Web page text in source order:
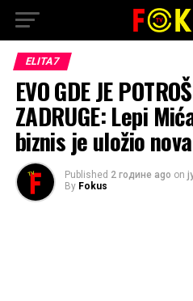
ELITA7
EVO GDE JE
ZADRUGE: Lepi
biznis je uložio
Published 2 године ago on
By Fokus